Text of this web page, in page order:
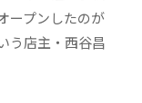
ープンしたのが
う店主・西谷昌